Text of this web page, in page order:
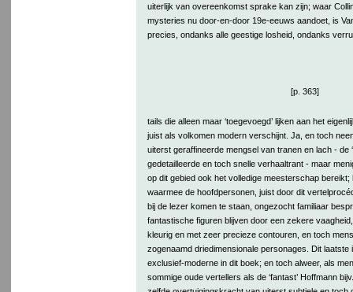
uiterlijk van overeenkomst sprake kan zijn; waar
mysteries nu door-en-door 19e-eeuws aandoet, is
precies, ondanks alle geestige losheid, ondanks
[p. 363]
tails die alleen maar ‘toegevoegd’ lijken aan het
juist als volkomen modern verschijnt. Ja, en toch
uiterst geraffineerde mengsel van tranen en lach - de
gedetailleerde en toch snelle verhaaltrant - maar
op dit gebied ook het volledige meesterschap
waarmee de hoofdpersonen, juist door dit
bij de lezer komen te staan, ongezocht familiaar
fantastische figuren blijven door een zekere
kleurig en met zeer precieze contouren, en toch
zogenaamd driedimensionale personages. Dit laatste
exclusief-moderne in dit boek; en toch alweer, als
sommige oude vertellers als de ‘fantast’ Hoffmann